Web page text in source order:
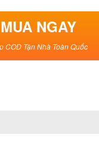
MUA NGAY
COD Tận Nhà Toàn Quốc